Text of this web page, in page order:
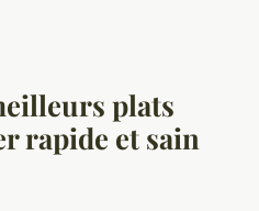
plats
rapide et sain